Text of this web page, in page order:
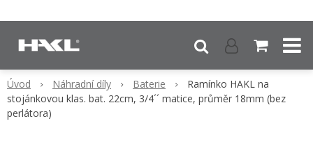
Úvod Náhradní díly Baterie
Ramínko HAKL na
stojánkovou klas. bat. 22cm, 3/4´´ matice, průměr 18mm (bez
perlátora)